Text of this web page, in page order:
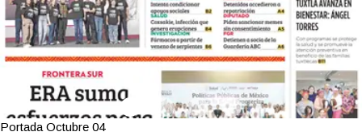
Portada Octubre 04